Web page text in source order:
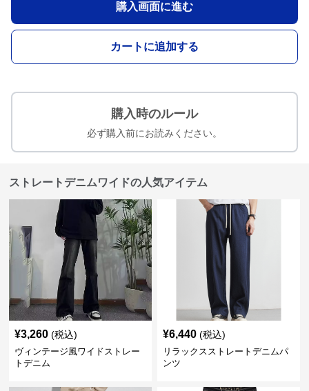
購入画面に進む
カートに追加する
購入時のルール
必ず購入前にお読みください。
ストレートデニムワイドの人気アイテム
¥3,260 (税込)
ヴィンテージ風ワイドストレー
トデニム
¥6,440 (税込)
リラックスストレートデニムパ
ンツ